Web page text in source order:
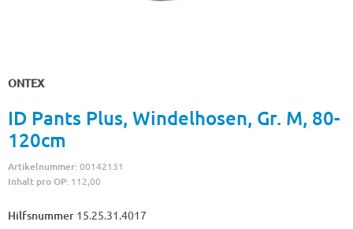
ONTEX
ID Pants Plus, Windelhosen, Gr. M, 80-
120cm
Artikelnummer:00142131
Inhalt pro OP: 112,00
Hilfsnummer 15.25.31.4017